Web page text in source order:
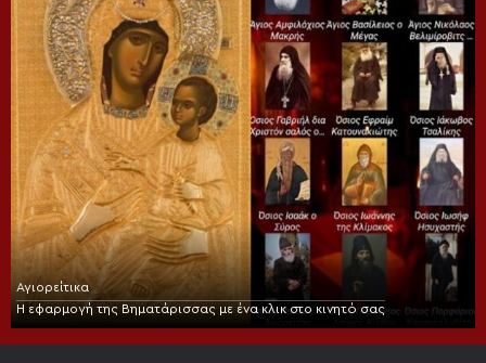
Αγιορείτικα
Η εφαρμογή της Βηματάρισσας με ένα κλικ στο κινητό σας